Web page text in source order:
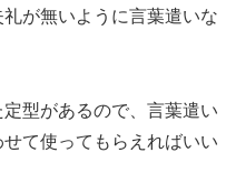
が無いように言葉遣いな
型があるので、言葉遣い
て使ってもらえればいい